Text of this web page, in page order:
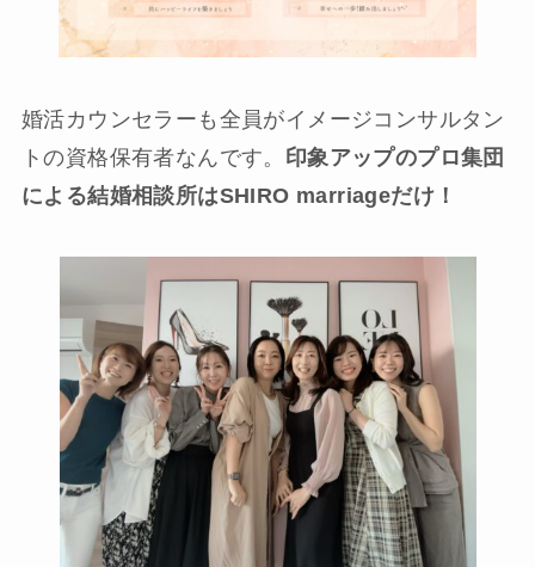
婚活カウンセラーも全員がイメージコンサルタン
トの資格保有者なんです。 印象アップのプロ集団
による結婚相談所はSHIRO marriageだけ！